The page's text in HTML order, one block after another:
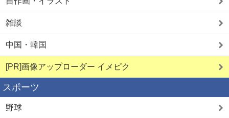
雑談
中国・韓国
[PR]画像アップローダー イメピク
スポーツ
野球